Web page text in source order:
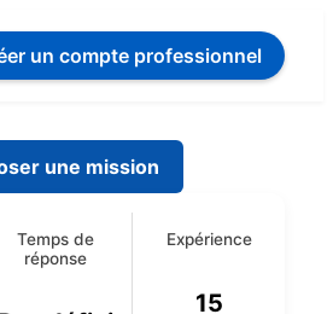
un compte professionnel
une mission
Temps de
réponse
Expérience
15